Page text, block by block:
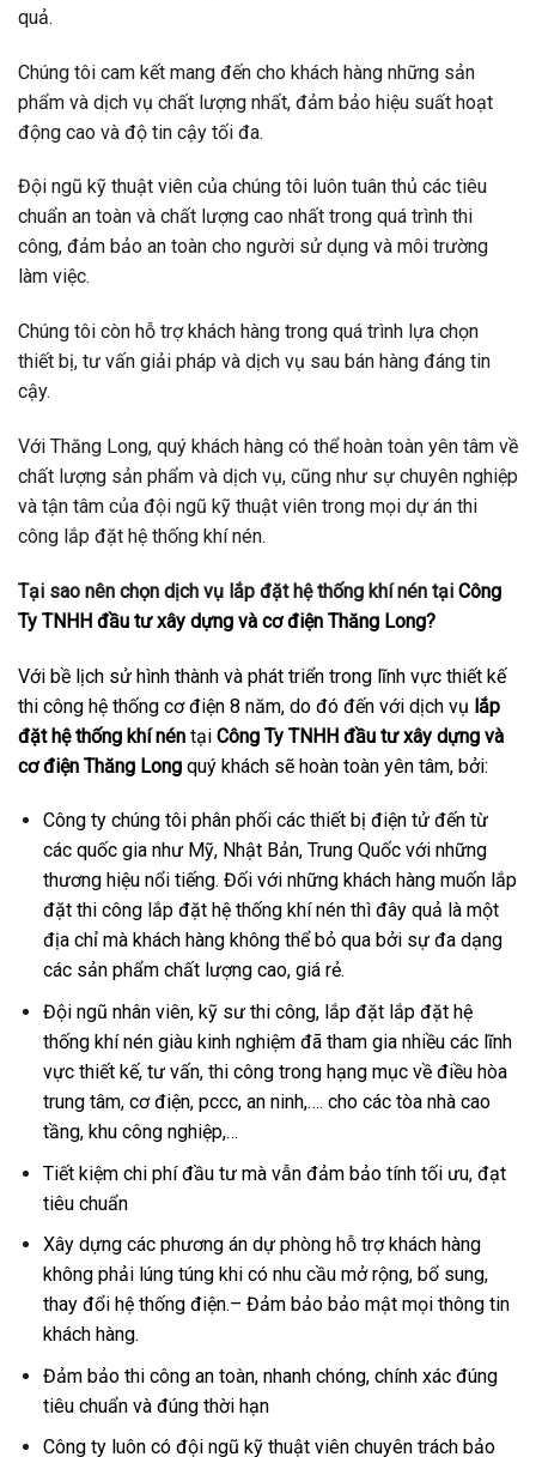
quả.
Chúng tôi cam kết mang đến cho khách hàng những sản
phẩm và dịch vụ chất lượng nhất, đảm bảo hiệu suất hoạt
động cao và độ tin cậy tối đa.
Đội ngũ kỹ thuật viên của chúng tôi luôn tuân thủ các tiêu
chuẩn an toàn và chất lượng cao nhất trong quá trình thi
công, đảm bảo an toàn cho người sử dụng và môi trường
làm việc.
Chúng tôi còn hỗ trợ khách hàng trong quá trình lựa chọn
thiết bị, tư vấn giải pháp và dịch vụ sau bán hàng đáng tin
cậy.
Với Thăng Long, quý khách hàng có thể hoàn toàn yên tâm về
chất lượng sản phẩm và dịch vụ, cũng như sự chuyên nghiệp
và tận tâm của đội ngũ kỹ thuật viên trong mọi dự án thi
công lắp đặt hệ thống khí nén.
Tại sao nên chọn dịch vụ lắp đặt hệ thống khí nén tại Công
Ty TNHH đầu tư xây dựng và cơ điện Thăng Long?
Với bề lịch sử hình thành và phát triển trong lĩnh vực thiết kế
thi công hệ thống cơ điện 8 năm, do đó đến với dịch vụ lắp
đặt hệ thống khí nén tại Công Ty TNHH đầu tư xây dựng và
cơ điện Thăng Long quý khách sẽ hoàn toàn yên tâm, bởi:
Công ty chúng tôi phân phối các thiết bị điện tử đến từ
các quốc gia như Mỹ, Nhật Bản, Trung Quốc với những
thương hiệu nổi tiếng. Đối với những khách hàng muốn lắp
đặt thi công lắp đặt hệ thống khí nén thì đây quả là một
địa chỉ mà khách hàng không thể bỏ qua bởi sự đa dạng
các sản phẩm chất lượng cao, giá rẻ.
Đội ngũ nhân viên, kỹ sư thi công, lắp đặt lắp đặt hệ
thống khí nén giàu kinh nghiệm đã tham gia nhiều các lĩnh
vực thiết kế, tư vấn, thi công trong hạng mục về điều hòa
trung tâm, cơ điện, pccc, an ninh,…. cho các tòa nhà cao
tầng, khu công nghiệp,…
Tiết kiệm chi phí đầu tư mà vẫn đảm bảo tính tối ưu, đạt
tiêu chuẩn
Xây dựng các phương án dự phòng hỗ trợ khách hàng
không phải lúng túng khi có nhu cầu mở rộng, bổ sung,
thay đổi hệ thống điện.– Đảm bảo bảo mật mọi thông tin
khách hàng.
Đảm bảo thi công an toàn, nhanh chóng, chính xác đúng
tiêu chuẩn và đúng thời hạn
Công ty luôn có đội ngũ kỹ thuật viên chuyên trách bảo